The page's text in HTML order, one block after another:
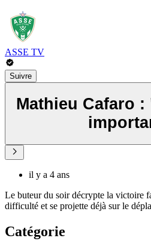
ASSE TV
Suivre
Mathieu Cafaro
il y a 4 ans
Le buteur du soir décrypte la victoire
difficulté et se projette déjà sur le
Catégorie